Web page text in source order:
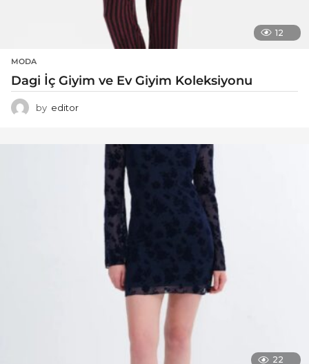
12
MODA
Dagi İç Giyim ve Ev Giyim Koleksiyonu
by editor
22